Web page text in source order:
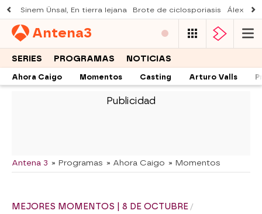
Sinem Ünsal, En tierra lejana Brote de ciclosporiasis Álex
Antena3
SERIES PROGRAMAS NOTICIAS
Ahora Caigo Momentos Casting Arturo Valls
-
Antena 3 » Programas » Ahora Caigo » Momentos
MEJORES MOMENTOS | 8 DE OCTUBRE